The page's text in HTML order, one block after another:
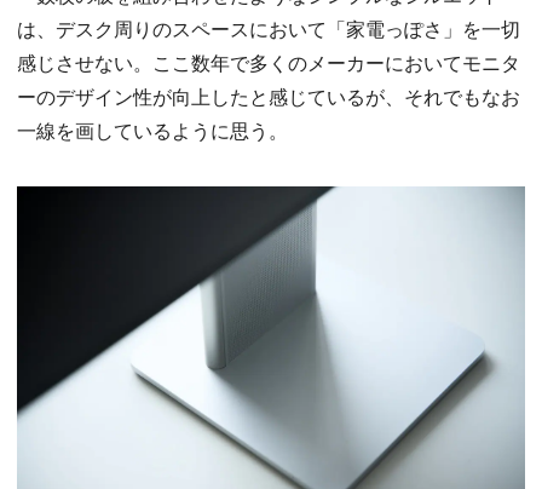
は、デスク周りのスペースにおいて「家電っぽさ」を一切
感じさせない。ここ数年で多くのメーカーにおいてモニタ
ーのデザイン性が向上したと感じているが、それでもなお
一線を画しているように思う。